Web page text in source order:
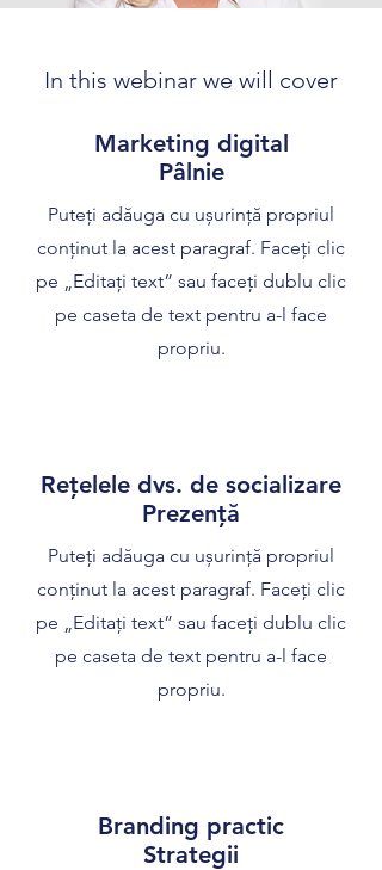
In this webinar we will cover
Marketing digital
Pâlnie
Puteți adăuga cu ușurință propriul
conținut la acest paragraf. Faceți clic
pe „Editați text” sau faceți dublu clic
pe caseta de text pentru a-l face
propriu.
Rețelele dvs. de socializare
Prezenţă
Puteți adăuga cu ușurință propriul
conținut la acest paragraf. Faceți clic
pe „Editați text” sau faceți dublu clic
pe caseta de text pentru a-l face
propriu.
Branding practic
Strategii